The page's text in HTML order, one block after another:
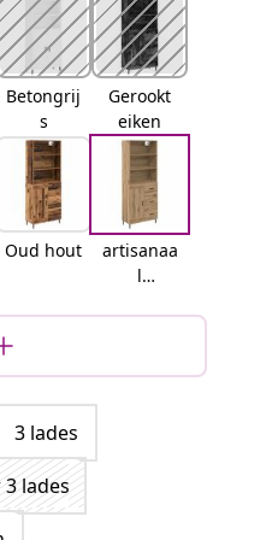
Betongrij
s
Gerookt
eiken
Oud hout
artisanaa
l
3 lades
lades